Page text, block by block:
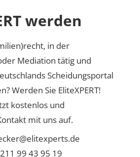
werden
in der
Mediation tätig und
Scheidungsportal
Werden Sie EliteXPERT!
kostenlos und
mit uns auf.
99 43 95 19